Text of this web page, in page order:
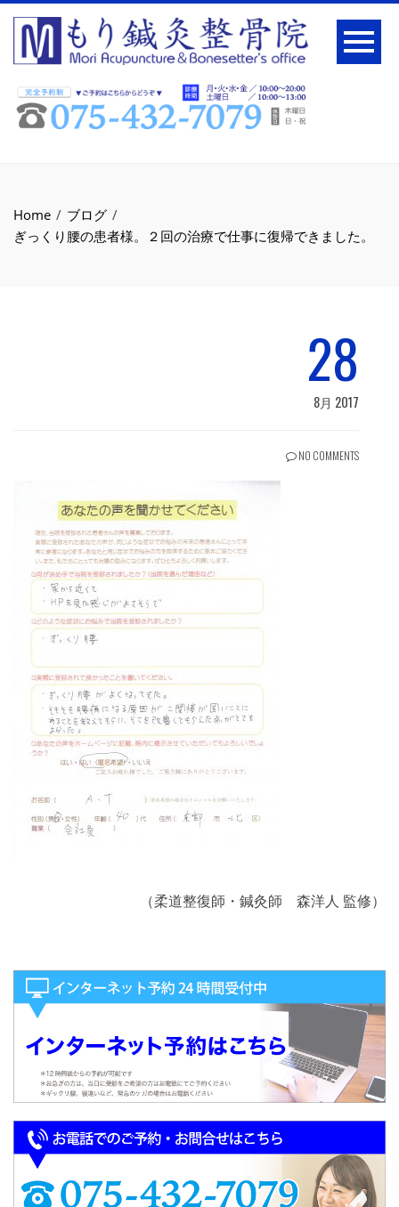
Home
ブログ
ぎっくり腰の患者様。２回の治療で仕事に復帰できました。
28
8月 2017
NO COMMENTS
（柔道整復師・鍼灸師 森洋人 監修）